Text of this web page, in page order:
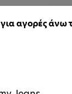
αγορές άνω